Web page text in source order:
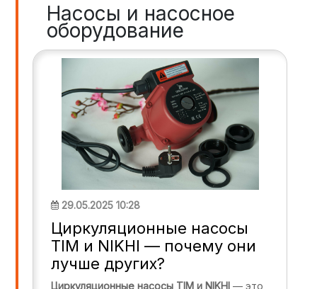
Насосы и насосное
оборудование
29.05.2025 10:28
Циркуляционные насосы
TIM и NIKHI — почему они
лучше других?
Циркуляционные насосы TIM и NIKHI— это